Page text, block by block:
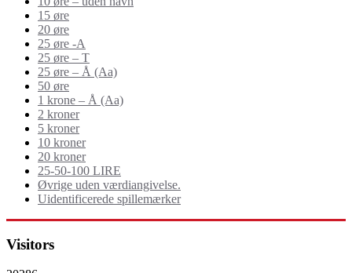
15 øre
20 øre
25 øre -A
25 øre – T
25 øre – Å (Aa)
50 øre
1 krone – Å (Aa)
2 kroner
5 kroner
10 kroner
20 kroner
25-50-100 LIRE
Øvrige uden værdiangivelse.
Uidentificerede spillemærker
Visitors